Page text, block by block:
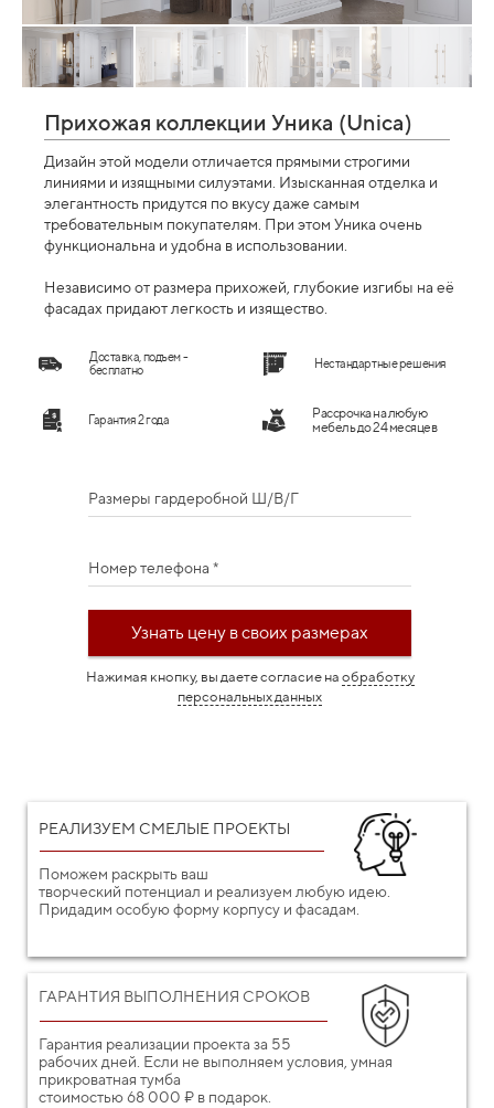
Прихожая коллекции Уника (Unica)
Дизайн этой модели отличается прямыми строгими
линиями и изящными силуэтами. Изысканная отделка и
элегантность придутся по вкусу даже самым
требовательным покупателям. При этом Уника очень
функциональна и удобна в использовании.
Независимо от размера прихожей, глубокие изгибы на её
фасадах придают легкость и изящество.
Доставка, подъем -
бесплатно
Нестандартные решения
Гарантия 2 года
Рассрочка на любую
мебель до 24 месяцев
Размеры гардеробной Ш/В/Г
Номер телефона *
Узнать цену в своих размерах
Нажимая кнопку, вы даете согласие на обработку
персональных данных
РЕАЛИЗУЕМ СМЕЛЫЕ ПРОЕКТЫ
Поможем раскрыть ваш
творческий потенциал и реализуем любую идею.
Придадим особую форму корпусу и фасадам.
ГАРАНТИЯ ВЫПОЛНЕНИЯ СРОКОВ
Гарантия реализации проекта за 55
рабочих дней. Если не выполняем условия, умная
прикроватная тумба
стоимостью 68 000 ₽ в подарок.